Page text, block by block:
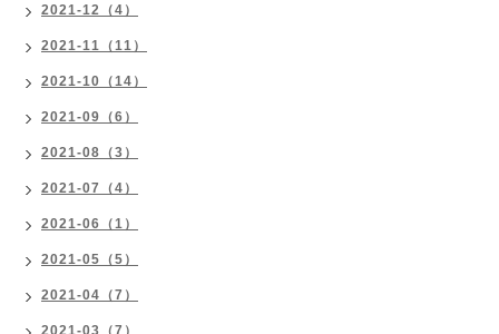
2021-12（4）
2021-11（11）
2021-10（14）
2021-09（6）
2021-08（3）
2021-07（4）
2021-06（1）
2021-05（5）
2021-04（7）
2021-03（7）